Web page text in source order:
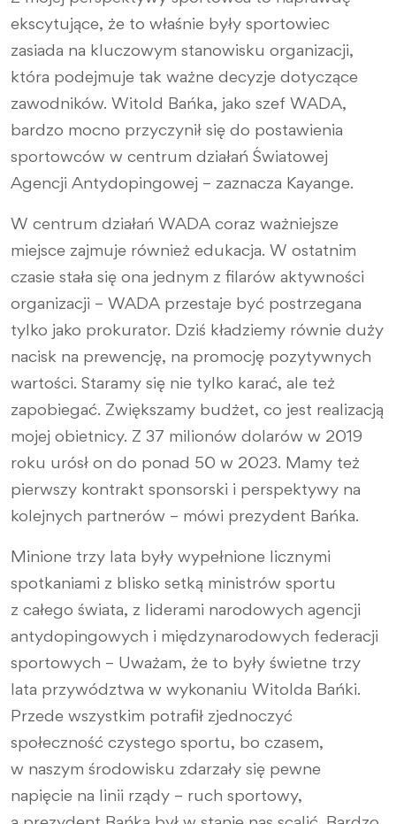
ekscytujące, że to właśnie były sportowiec
zasiada na kluczowym stanowisku organizacji,
która podejmuje tak ważne decyzje dotyczące
zawodników. Witold Bańka, jako szef WADA,
bardzo mocno przyczynił się do postawienia
sportowców w centrum działań Światowej
Agencji Antydopingowej – zaznacza Kayange.
W centrum działań WADA coraz ważniejsze
miejsce zajmuje również edukacja. W ostatnim
czasie stała się ona jednym z filarów aktywności
organizacji – WADA przestaje być postrzegana
tylko jako prokurator. Dziś kładziemy równie duży
nacisk na prewencję, na promocję pozytywnych
wartości. Staramy się nie tylko karać, ale też
zapobiegać. Zwiększamy budżet, co jest realizacją
mojej obietnicy. Z 37 milionów dolarów w 2019
roku urósł on do ponad 50 w 2023. Mamy też
pierwszy kontrakt sponsorski i perspektywy na
kolejnych partnerów – mówi prezydent Bańka.
Minione trzy lata były wypełnione licznymi
spotkaniami z blisko setką ministrów sportu
z całego świata, z liderami narodowych agencji
antydopingowych i międzynarodowych federacji
sportowych – Uważam, że to były świetne trzy
lata przywództwa w wykonaniu Witolda Bańki.
Przede wszystkim potrafił zjednoczyć
społeczność czystego sportu, bo czasem,
w naszym środowisku zdarzały się pewne
napięcie na linii rządy – ruch sportowy,